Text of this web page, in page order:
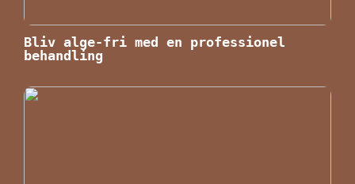
Bliv alge-fri med en professionel
behandling